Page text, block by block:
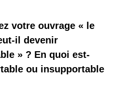
votre ouvrage « le
il devenir
» ? En quoi est-
ou insupportable